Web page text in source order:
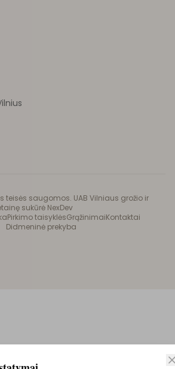
teisės saugomos. UAB Vilniaus grožio ir
sukūrė NexDev
Pirkimo taisyklėsGrąžinimaiKontaktai
Didmeninė prekyba